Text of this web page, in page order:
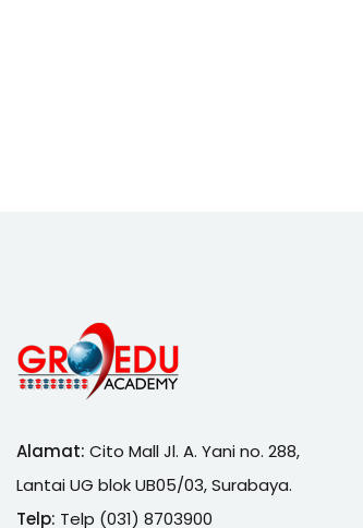
Alamat: Cito Mall Jl. A. Yani no. 288,
Lantai UG blok UB05/03, Surabaya.
Telp: Telp (031) 8703900